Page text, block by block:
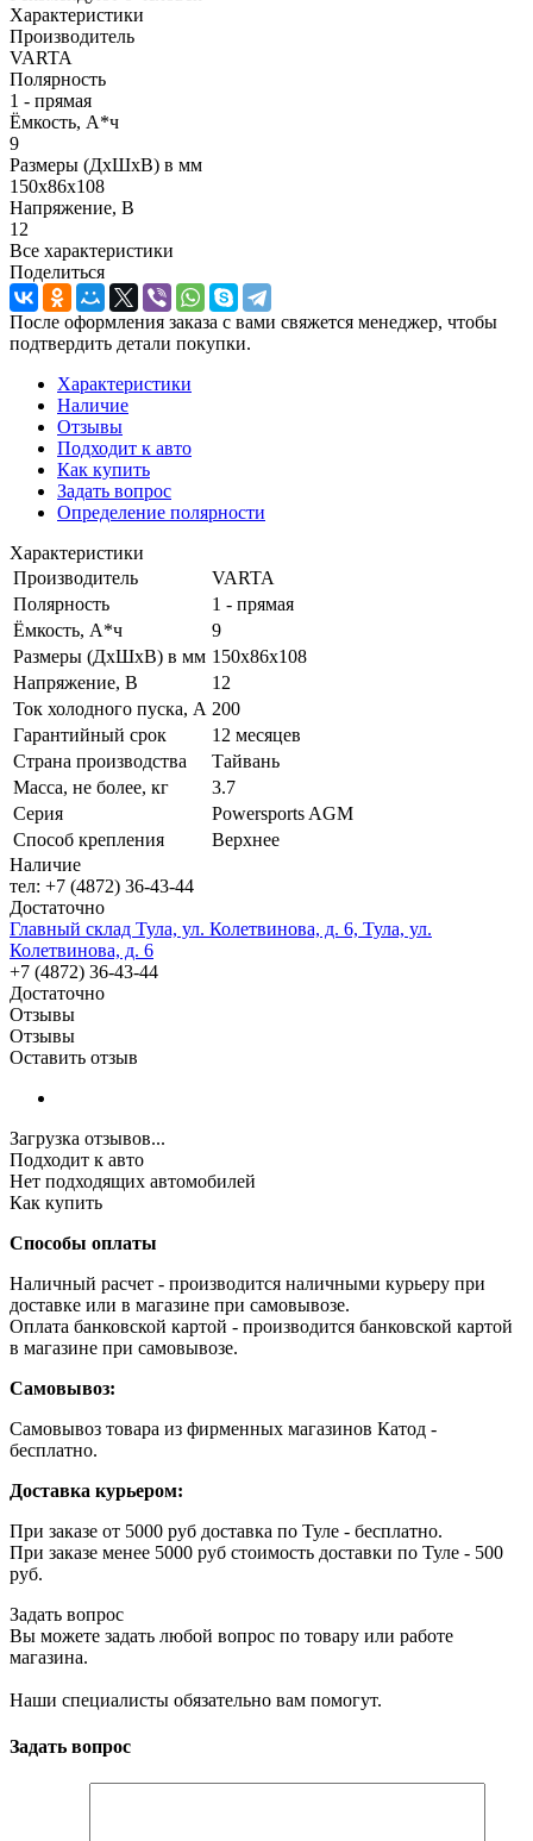
Характеристики
Производитель
VARTA
Полярность
1 - прямая
Ёмкость, А*ч
9
Размеры (ДхШхВ) в мм
150x86x108
Напряжение, В
12
Все характеристики
Поделиться
После оформления заказа с вами свяжется менеджер, чтобы
подтвердить детали покупки.
Характеристики
Наличие
Отзывы
Подходит к авто
Как купить
Задать вопрос
Определение полярности
Характеристики
Производитель
VARTA
Полярность
1 - прямая
Ёмкость, А*ч
9
Размеры (ДхШхВ) в мм 150x86x108
Напряжение, В
12
Ток холодного пуска, А 200
Гарантийный срок
12 месяцев
Страна производства
Тайвань
Масса, не более, кг
3.7
Серия
Powersports AGM
Способ крепления
Верхнее
Наличие
тел: +7 (4872) 36-43-44
Достаточно
Главный склад Тула, ул. Колетвинова, д. 6, Тула, ул.
Колетвинова, д. 6
+7 (4872) 36-43-44
Достаточно
Отзывы
Отзывы
Оставить отзыв
Загрузка отзывов...
Подходит к авто
Нет подходящих автомобилей
Как купить
Способы оплаты
Наличный расчет - производится наличными курьеру при
доставке или в магазине при самовывозе.
Оплата банковской картой - производится банковской картой
в магазине при самовывозе.
Самовывоз:
Самовывоз товара из фирменных магазинов Катод -
бесплатно.
Доставка курьером:
При заказе от 5000 руб доставка по Туле - бесплатно.
При заказе менее 5000 руб стоимость доставки по Туле - 500
руб.
Задать вопрос
Вы можете задать любой вопрос по товару или работе
магазина.
Наши специалисты обязательно вам помогут.
Задать вопрос